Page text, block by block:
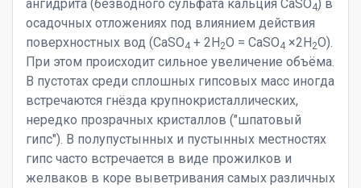
ангидрита (безводного сульфата кальция CaSO4) в
осадочных отложениях под влиянием действия
поверхностных вод (CaSO4 + 2H 2O = CaSO4 ×2H 2O).
При этом происходит сильное увеличение объёма.
В пустотах среди сплошных гипсовых масс иногда
встречаются гнёзда крупнокристаллических,
нередко прозрачных кристаллов ("шпатовый
гипс"). В полупустынных и пустынных местностях
гипс часто встречается в виде прожилков и
желваков в коре выветривания самых различных